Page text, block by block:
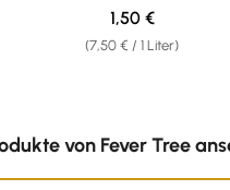
(7,50 € / 1 Liter)
Regulärer Preis:
1,50 €
von Fever Tree